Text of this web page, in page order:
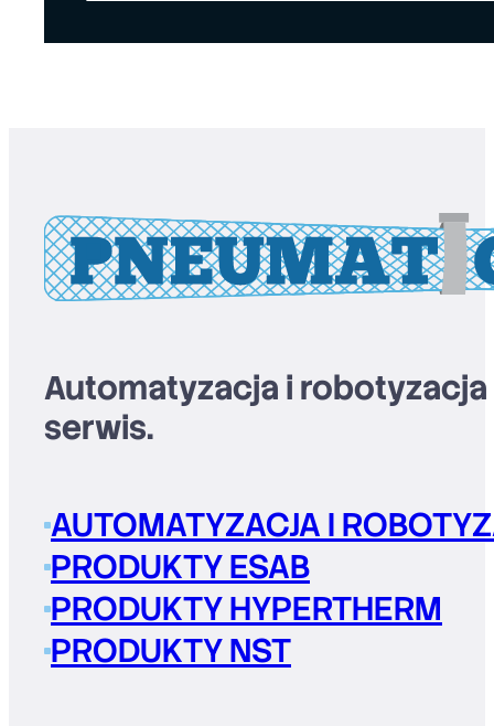
Automatyzacja i
serwis.
AUTOMATYZACJA I
PRODUKTY ESAB
PRODUKTY HYPERTHERM
PRODUKTY NST